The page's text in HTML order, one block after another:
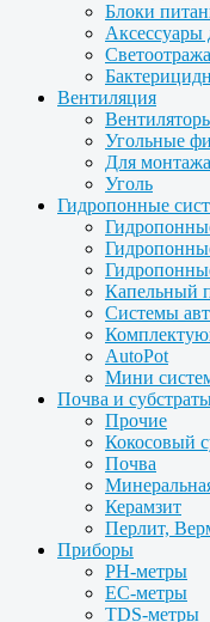
Блоки
Аксессуары
Вентиляция
Угольные
Для монтажа
Уголь
Гидропонные
Капельный
Системы
AutoPot
Мини
Почва и
Прочие
Кокосовый
Почва
Керамзит
Перлит,
Приборы
PH-метры
EC-метры
TDS-метры